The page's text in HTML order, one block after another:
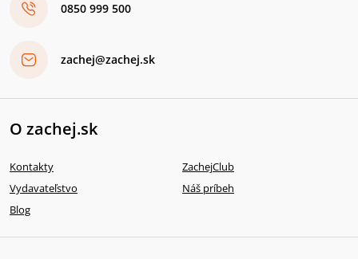
0850 999 500
zachej@zachej.sk
O zachej.sk
Kontakty
ZachejClub
Vydavateľstvo
Náš príbeh
Blog